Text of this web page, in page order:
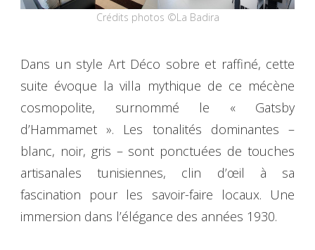
Crédits photos ©La Badira
Dans un style Art Déco sobre et raffiné, cette
suite évoque la villa mythique de ce mécène
cosmopolite, surnommé le « Gatsby
d’Hammamet ». Les tonalités dominantes –
blanc, noir, gris – sont ponctuées de touches
artisanales tunisiennes, clin d’œil à sa
fascination pour les savoir-faire locaux. Une
immersion dans l’élégance des années 1930.